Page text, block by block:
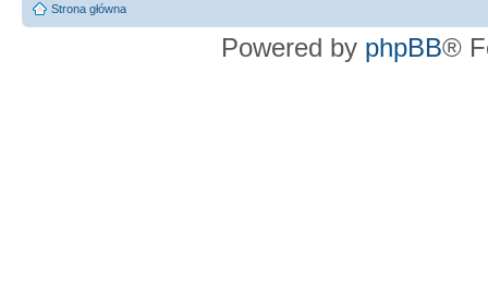
Strona główna
Powered by phpBB®